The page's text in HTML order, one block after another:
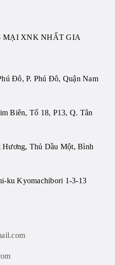
MẠI XNK NHẤT GIA
Đô, P. Phú Đô, Quận Nam
Biên, Tổ 18, P13, Q. Tân
Thủ Dầu Một, Bình
ku Kyomachibori 1-3-13